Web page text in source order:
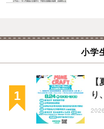
小学
り